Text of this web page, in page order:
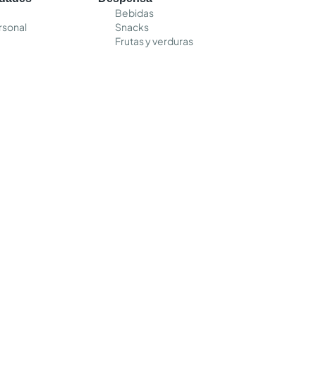
Bebidas
Snacks
Frutas y verduras